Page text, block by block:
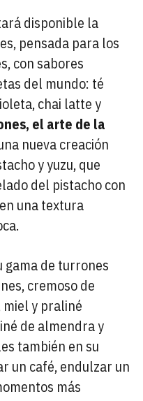
disponible la
pensada para los
con sabores
del mundo: té
chai latte y
el arte de la
nueva creación
y yuzu, que
del pistacho con
una textura
gama de turrones
cremoso de
y praliné
de almendra y
también en su
un café, endulzar un
más